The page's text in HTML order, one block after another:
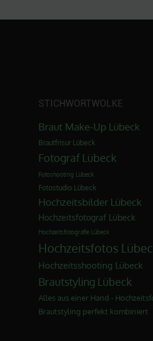
STICHWORTWOLKE
Braut Make-Up Lübeck
Brautfrisur Lübeck
Fotograf Lübeck
Fotoshooting Lübeck
Fotostudio Lübeck
Hochzeitsbilder Lübeck
Hochzeitsfotograf Lübeck
Hochzeitsfotografie Lübeck
Hochzeitsfotos
Hochzeitsshooting Lübeck
Brautstyling Lübeck
Alles aus einer Hand -
Brautstyling perfekt kombiniert